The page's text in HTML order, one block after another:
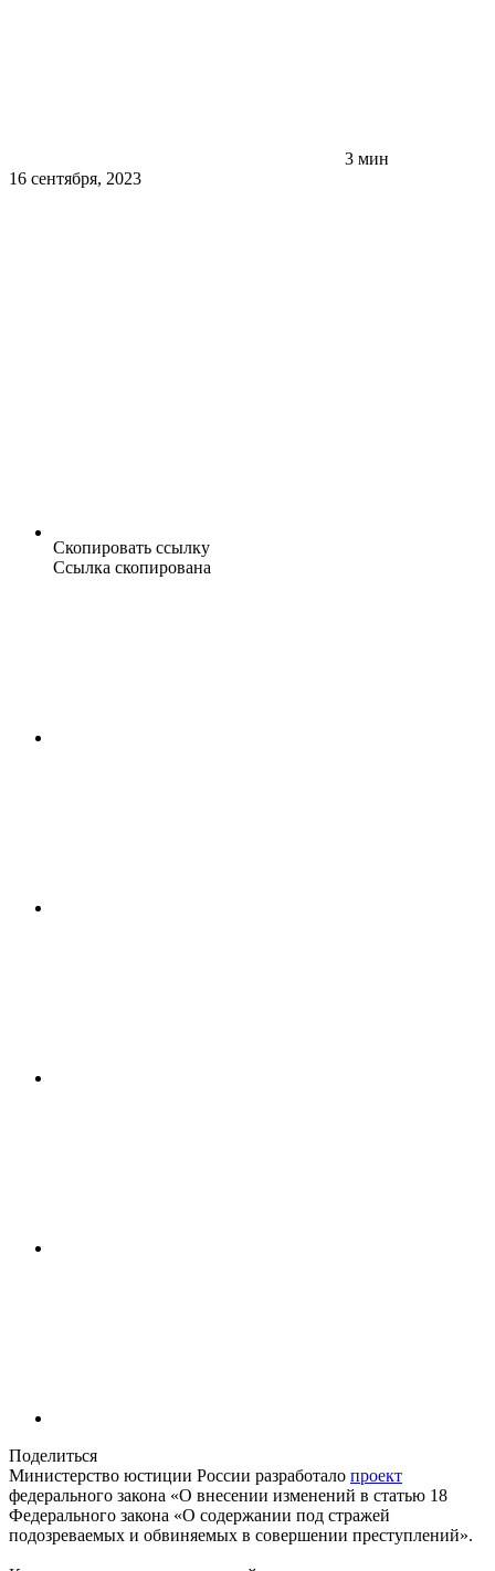
3 мин
16 сентября, 2023
Скопировать ссылку
Ссылка скопирована
Поделиться
Министерство юстиции России разработало проект
федерального закона «О внесении изменений в статью 18
Федерального закона «О содержании под стражей
подозреваемых и обвиняемых в совершении преступлений».